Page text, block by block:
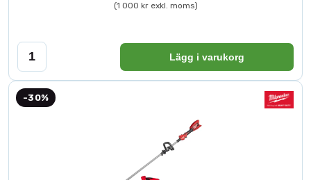
(1 000 kr exkl. moms)
Lägg i varukorg
-30%